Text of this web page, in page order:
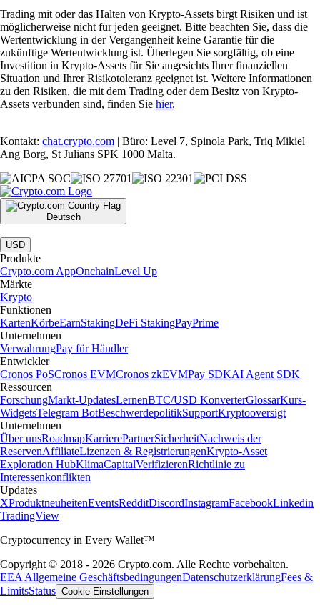
Trading mit oder das Halten von Krypto-Assets birgt Risiken und ist
möglicherweise nicht für jeden geeignet. Bitte beachten Sie, dass die
Wertentwicklung in der Vergangenheit keine Garantie für die
zukünftige Wertentwicklung ist. Überlegen Sie sorgfältig, ob eine
Investition in Krypto-Assets für Sie angesichts Ihrer finanziellen
Situation und Ihrer Risikotoleranz geeignet ist. Weitere Informationen
zu den Risiken, die mit dem Trading oder dem Besitz von Krypto-
Assets verbunden sind, finden Sie hier.
Kontakt: chat.crypto.com | Büro: Level 7, Spinola Park, Triq Mikiel
Ang Borg, St Julians SPK 1000 Malta.
Deutsch
|
USD
Produkte
Crypto.com AppOnchainLevel Up
Märkte
Krypto
Funktionen
KartenKörbeEarnStakingDeFi StakingPayPrime
Unternehmen
VerwahrungPay für Händler
Entwickler
Cronos PoSCronos EVMCronos zkEVMPay SDKAI Agent SDK
Ressourcen
ForschungMarkt-UpdatesLernenBTC/USD KonverterGlossarKurs-
WidgetsTelegram BotBeschwerdepolitikSupportKryptooversigt
Unternehmen
Über unsRoadmapKarrierePartnerSicherheitNachweis der
ReservenAffiliateLizenzen & RegistrierungenKrypto-Asset
Exploration HubKlimaCapitalVerifizierenRichtlinie zu
Interessenkonflikten
Updates
XProduktneuheitenEventsRedditDiscordInstagramFacebookLinkedin
TradingView
Cryptocurrency in Every Wallet™
Copyright © 2018 - 2026 Crypto.com. Alle Rechte vorbehalten.
EEA Allgemeine GeschäftsbedingungenDatenschutzerklärungFees &
LimitsStatus Cookie-Einstellungen